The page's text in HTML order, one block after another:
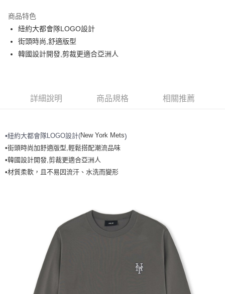
Apple Pay
街口支付
全家取貨付款<未取貨列黑名單/不支援離島取退>
全家取貨<不支援離島取退>
每筆NT$60，滿NT$499(含以上)免運費
7-11取貨付款<未取貨列黑名單/不支援離島取退>
每筆NT$60，滿NT$499(含以上)免運費
宅配滿699免運
每筆NT$80，滿NT$699(含以上)免運費
商品特色
紐約大都會隊LOGO設計
街頭時尚,舒適版型
韓國設計開發,剪裁更適合亞洲人
詳細說明 商品規格 相關推薦
•紐約大都會隊LOGO設計(New York Mets)
•街頭時尚加舒適版型,輕鬆搭配潮流品味
•韓國設計開發,剪裁更適合亞洲人
•材質柔軟，且不易因流汗、水洗而變形